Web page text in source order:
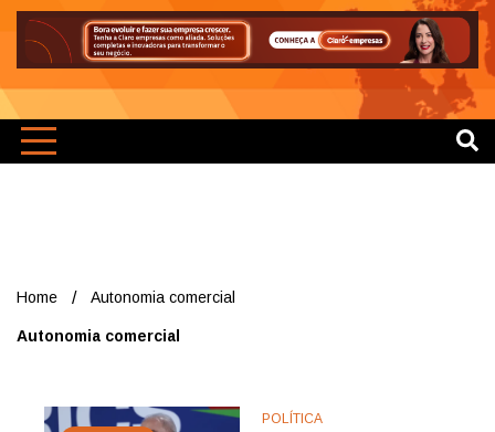
Home Autonomia comercial
Autonomia comercial
POLÍTICA